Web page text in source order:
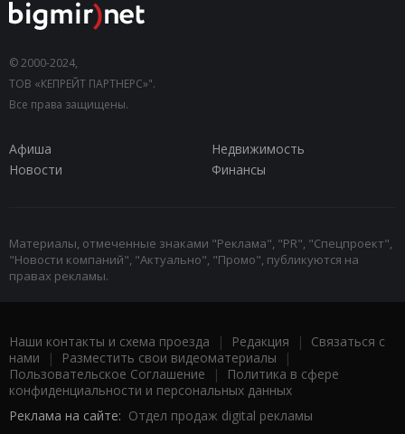
© 2000-2024,
ТОВ «КЕПРЕЙТ ПАРТНЕРС»".
Все права защищены.
Афиша
Недвижимость
Новости
Финансы
Материалы, отмеченные знаками "Реклама", "PR", "Спецпроект",
"Новости компаний", "Актуально", "Промо", публикуются на
правах рекламы.
Наши контакты и схема проезда | Редакция | Связаться с
нами | Разместить свои видеоматериалы |
Пользовательское Соглашение |
Политика в сфере
конфиденциальности и персональных данных
Реклама на сайте: Отдел продаж digital рекламы